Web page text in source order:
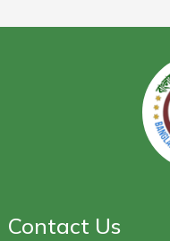
Contact Us